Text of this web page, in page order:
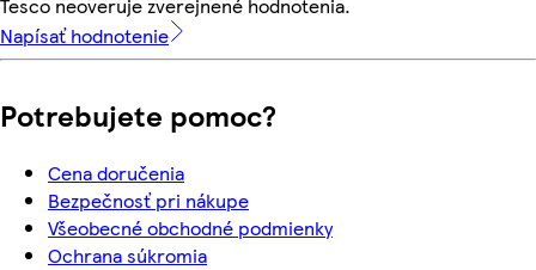
Napísať hodnotenie
Potrebujete pomoc?
Cena doručenia
Bezpečnosť pri nákupe
Všeobecné obchodné podmienky
Ochrana súkromia